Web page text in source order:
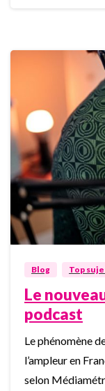
Blog Top
Le
podcast
Le phénomène
l’ampleur en
selon